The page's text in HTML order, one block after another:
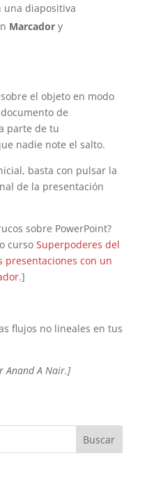
una diapositiva
Marcadory
el objeto en modo
de
parte de tu
nadie note el salto.
basta con pulsar la
de la presentación
sobre PowerPoint?
curso Superpoderes del
presentaciones con un
.]
flujos no lineales en tus
Anand A Nair.]